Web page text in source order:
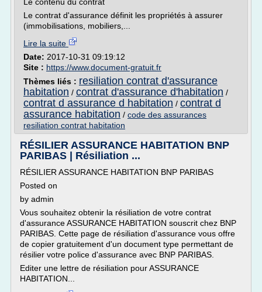
Le contrat d'assurance définit les propriétés à assurer
(immobilisations, mobiliers,...
Lire la suite
Date: 2017-10-31 09:19:12
Site : https://www.document-gratuit.fr
Thèmes liés : resiliation contrat d'assurance
habitation / contrat d'assurance d'habitation /
contrat d assurance d habitation / contrat d
assurance habitation / code des assurances
resiliation contrat habitation
RÉSILIER ASSURANCE HABITATION BNP
PARIBAS | Résiliation ...
RÉSILIER ASSURANCE HABITATION BNP PARIBAS
Posted on
by admin
Vous souhaitez obtenir la résiliation de votre contrat
d'assurance ASSURANCE HABITATION souscrit chez BNP
PARIBAS. Cette page de résiliation d'assurance vous offre
de copier gratuitement d'un document type permettant de
résilier votre police d'assurance avec BNP PARIBAS.
Editer une lettre de résiliation pour ASSURANCE
HABITATION...